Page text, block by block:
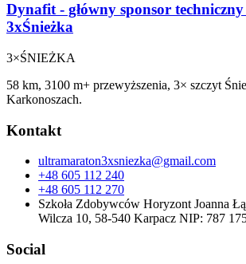
Dynafit - główny sponsor
3xŚnieżka
3×ŚNIEŻKA
58 km, 3100 m+ przewyższenia, 3× szczyt
Karkonoszach.
Kontakt
ultramaraton3xsniezka@gmail.com
+48 605 112 240
+48 605 112 270
Szkoła Zdobywców Horyzont Joanna
Wilcza 10, 58-540 Karpacz NIP: 787
Social